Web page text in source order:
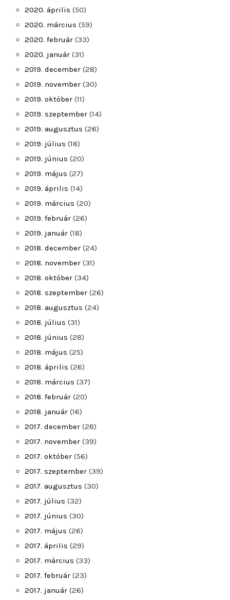
2020. április (50)
2020. március (59)
2020. február (33)
2020. január (31)
2019. december (28)
2019. november (30)
2019. október (11)
2019. szeptember (14)
2019. augusztus (26)
2019. július (18)
2019. június (20)
2019. május (27)
2019. április (14)
2019. március (20)
2019. február (26)
2019. január (18)
2018. december (24)
2018. november (31)
2018. október (34)
2018. szeptember (26)
2018. augusztus (24)
2018. július (31)
2018. június (28)
2018. május (25)
2018. április (26)
2018. március (37)
2018. február (20)
2018. január (16)
2017. december (28)
2017. november (39)
2017. október (56)
2017. szeptember (39)
2017. augusztus (30)
2017. július (32)
2017. június (30)
2017. május (26)
2017. április (29)
2017. március (33)
2017. február (23)
2017. január (26)